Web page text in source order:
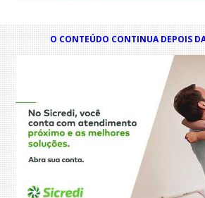
O CONTEÚDO CONTINUA DEPOIS